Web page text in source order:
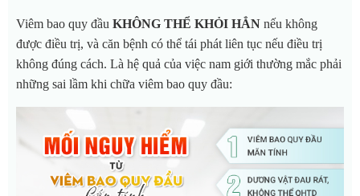
Viêm bao quy đầu KHÔNG THỂ KHỎI HẲN nếu không
được điều trị, và căn bệnh có thể tái phát liên tục nếu điều trị
không đúng cách. Là hệ quả của việc nam giới thường mắc phải
những sai lầm khi chữa viêm bao quy đầu: